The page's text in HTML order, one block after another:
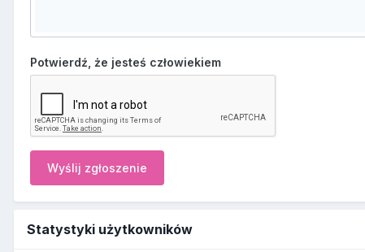
Potwierdź, że jesteś człowiekiem
Wyślij zgłoszenie
Statystyki użytkowników